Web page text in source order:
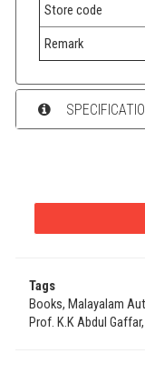
Store code
Remark
Tags
Books, Malayalam
Prof. K.K Abdul